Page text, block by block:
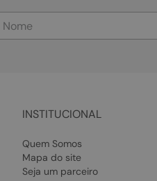
INSTITUCIONAL
Quem Somos
Mapa do site
Seja um parceiro